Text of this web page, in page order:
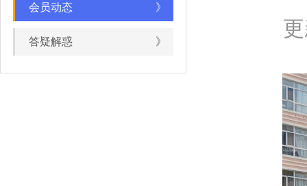
会员动态 》
答疑解惑 》